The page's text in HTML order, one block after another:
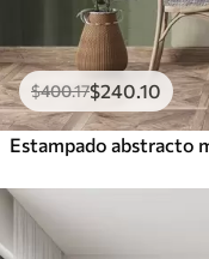
$400.17$240 .10